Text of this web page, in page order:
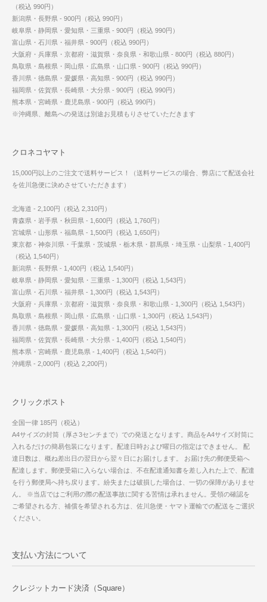
（税込 990円）
新潟県・長野県 - 900円（税込 990円）
岐阜県・静岡県・愛知県・三重県 - 900円（税込 990円）
富山県・石川県・福井県 - 900円（税込 990円）
大阪府・兵庫県・京都府・滋賀県・奈良県・和歌山県 - 800円（税込 880円）
鳥取県・島根県・岡山県・広島県・山口県 - 900円（税込 990円）
香川県・徳島県・愛媛県・高知県 - 900円（税込 990円）
福岡県・佐賀県・長崎県・大分県 - 900円（税込 990円）
熊本県・宮崎県・鹿児島県 - 900円（税込 990円）
※沖縄県、離島への発送は別途お見積もりさせていただきます
クロネコヤマト
15,000円以上のご注文で送料サービス！（送料サービスの場合、弊店にて配送会社
を佐川急便に決めさせていただきます）
北海道 - 2,100円（税込 2,310円）
青森県・岩手県・秋田県 - 1,600円（税込 1,760円）
宮城県・山形県・福島県 - 1,500円（税込 1,650円）
東京都・神奈川県・千葉県・茨城県・栃木県・群馬県・埼玉県・山梨県 - 1,400円
（税込 1,540円）
新潟県・長野県 - 1,400円（税込 1,540円）
岐阜県・静岡県・愛知県・三重県 - 1,300円（税込 1,543円）
富山県・石川県・福井県 - 1,300円（税込 1,543円）
大阪府・兵庫県・京都府・滋賀県・奈良県・和歌山県 - 1,300円（税込 1,543円）
鳥取県・島根県・岡山県・広島県・山口県 - 1,300円（税込 1,543円）
香川県・徳島県・愛媛県・高知県 - 1,300円（税込 1,543円）
福岡県・佐賀県・長崎県・大分県 - 1,400円（税込 1,540円）
熊本県・宮崎県・鹿児島県 - 1,400円（税込 1,540円）
沖縄県 - 2,000円（税込 2,200円）
クリックポスト
全国一律 185円（税込）
A4サイズの封筒（厚さ3センチまで）での発送となります。商品をA4サイズ封筒に
入れるだけの簡易包装になります。配達日時および曜日の指定はできません。 配
達日数は、概ね差出日の翌日から翌々日にお届けします。 お届け先の郵便受箱へ
配達します。郵便受箱に入らない場合は、不在配達通知書を差し入れた上で、配達
を行う郵便局へ持ち戻ります。紛失または破損した場合は、一切の保障がありませ
ん。 ※当店ではご利用の際の配送事故に関する苦情は承れません。受領の確認を
ご希望される方、補償を希望される方は、佐川急便・ヤマト運輸での配送をご選択
ください。
支払い方法について
クレジットカード決済（Square）